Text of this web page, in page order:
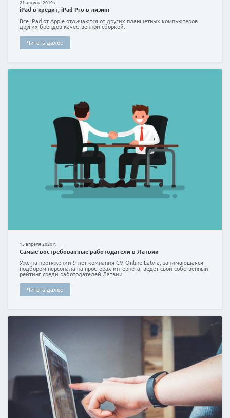
6 августа 2020 г.
Кредитная линия
Кредитная линия – одна из разновидностей
которая сейчас доступна и в других финансовых
Читать далее